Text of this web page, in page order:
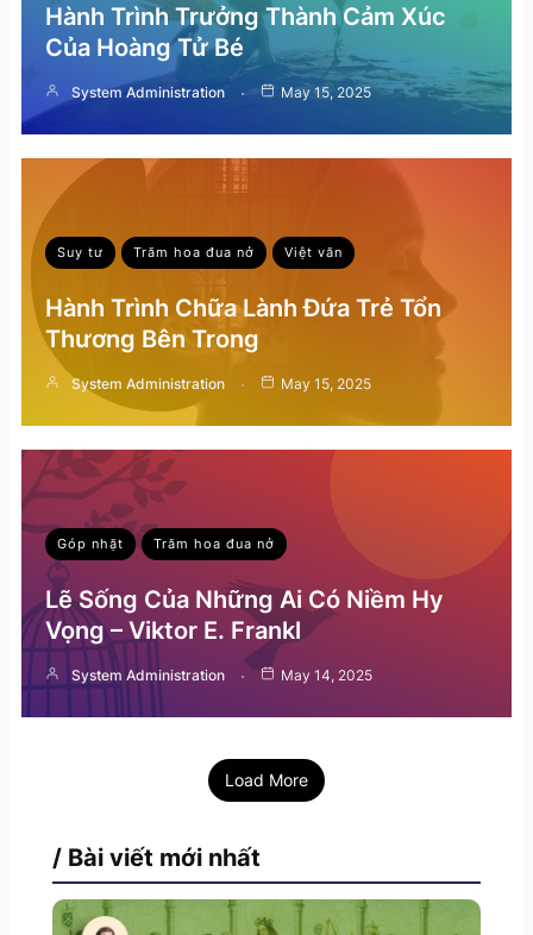
Hành Trình Trưởng Thành Cảm Xúc
Của Hoàng Tử Bé
System Administration May 15, 2025
Suy tư Trăm hoa đua nở Việt văn
Hành Trình Chữa Lành Đứa Trẻ Tổn
Thương Bên Trong
System Administration May 15, 2025
Góp nhặt Trăm hoa đua nở
Lẽ Sống Của Những Ai Có Niềm Hy
Vọng – Viktor E. Frankl
System Administration May 14, 2025
Load More
/ Bài viết mới nhất